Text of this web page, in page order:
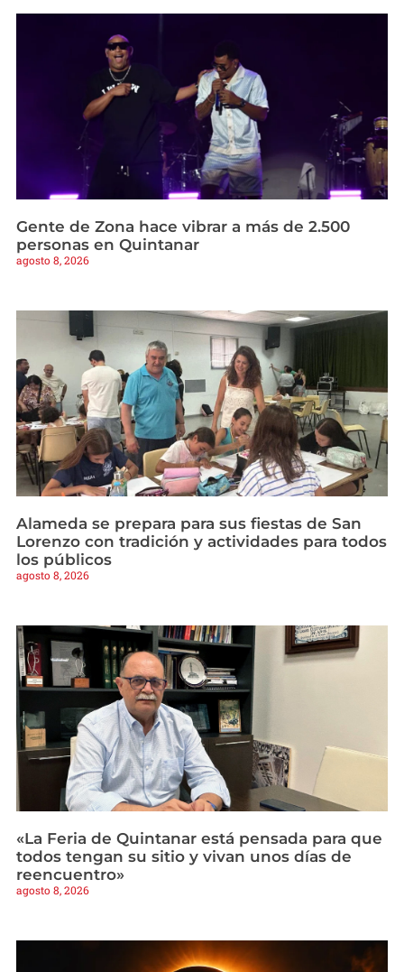
Gente de Zona hace vibrar a más de 2.500
personas en Quintanar
agosto 8, 2026
Alameda se prepara para sus fiestas de San
Lorenzo con tradición y actividades para todos
los públicos
agosto 8, 2026
«La Feria de Quintanar está pensada para que
todos tengan su sitio y vivan unos días de
reencuentro»
agosto 8, 2026